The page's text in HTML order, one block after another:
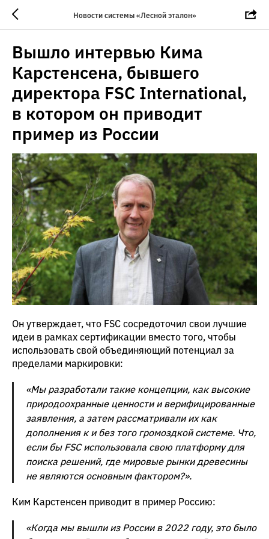
Новости системы «Лесной эталон»
Вышло интервью Кима
Карстенсена, бывшего
директора FSC International,
в котором он приводит
пример из России
Он утверждает, что FSC сосредоточил свои лучшие
идеи в рамках сертификации вместо того, чтобы
использовать свой объединяющий потенциал за
пределами маркировки:
«Мы разработали такие концепции, как высокие
природоохранные ценности и верифицированные
заявления, а затем рассматривали их как
дополнения к и без того громоздкой системе. Что,
если бы FSC использовала свою платформу для
поиска решений, где мировые рынки древесины
не являются основным фактором?».
Ким Карстенсен приводит в пример Россию:
«Когда мы вышли из России в 2022 году, это было